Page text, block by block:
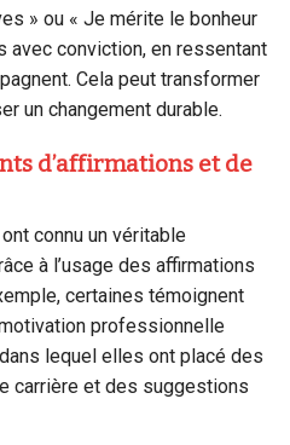
» ou « Je mérite le bonheur
avec conviction, en ressentant
Cela peut transformer
un changement durable.
d’affirmations et de
connu un véritable
à l’usage des affirmations
certaines témoignent
professionnelle
lequel elles ont placé des
carrière et des suggestions